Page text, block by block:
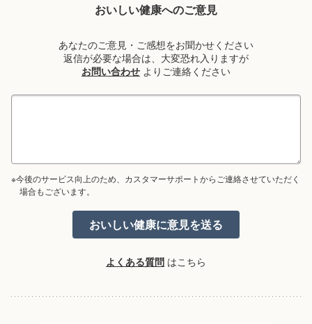
おいしい健康へのご意見
あなたのご意見・ご感想をお聞かせください
返信が必要な場合は、大変恐れ入りますが
お問い合わせ よりご連絡ください
※今後のサービス向上のため、カスタマーサポートからご連絡させていただく
場合もございます。
よくある質問 はこちら